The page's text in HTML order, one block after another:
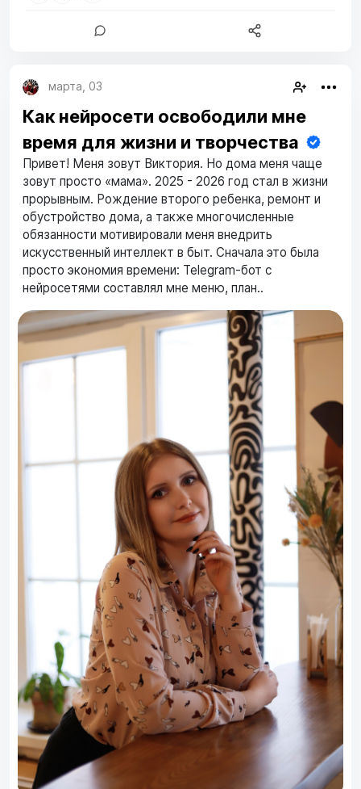
марта, 03
Как нейросети освободили мне
время для жизни и творчества
Привет! Меня зовут Виктория. Но дома меня чаще
зовут просто «мама». 2025 - 2026 год стал в жизни
прорывным. Рождение второго ребенка, ремонт и
обустройство дома, а также многочисленные
обязанности мотивировали меня внедрить
искусственный интеллект в быт. Сначала это была
просто экономия времени: Telegram-бот с
нейросетями составлял мне меню, план..